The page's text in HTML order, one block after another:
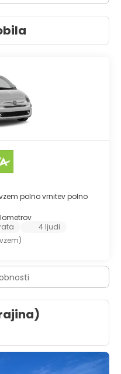
polno vrnitev polno
4 ljudi